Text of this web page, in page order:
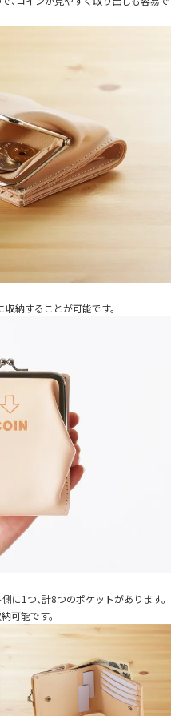
納することが可能です。
に1つ、計8つのポケットがあります。
可能です。